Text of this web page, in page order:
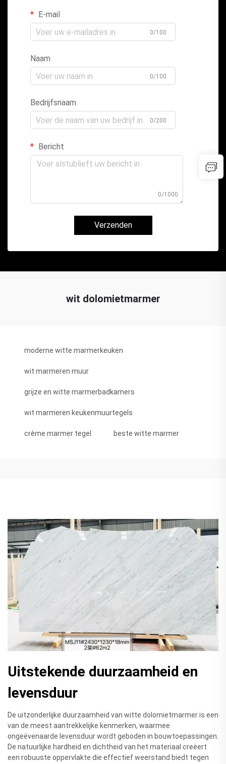
E-mail
0/100
Naam
0/100
Bedrijfsnaam
0/200
Bericht
0/1000
Verzenden
wit dolomietmarmer
moderne witte marmerkeuken
wit marmeren muur
grijze en witte marmerbadkamers
wit marmeren keukenmuurtegels
crème marmer tegel beste witte marmer
Uitstekende duurzaamheid en
levensduur
De uitzonderlijke duurzaamheid van witte dolomietmarmer is een
van de meest aantrekkelijke kenmerken, waarmee
ongeëvenaarde levensduur wordt geboden in bouwtoepassingen.
De natuurlijke hardheid en dichtheid van het materiaal creëert
een robuuste oppervlakte die effectief weerstand biedt tegen